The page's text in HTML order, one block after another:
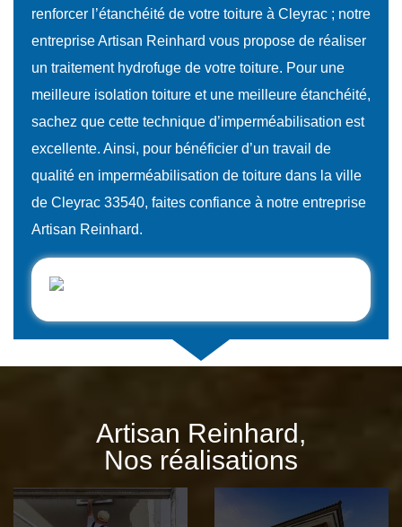
renforcer l’étanchéité de votre toiture à Cleyrac ; notre
entreprise Artisan Reinhard vous propose de réaliser
un traitement hydrofuge de votre toiture. Pour une
meilleure isolation toiture et une meilleure étanchéité,
sachez que cette technique d’imperméabilisation est
excellente. Ainsi, pour bénéficier d’un travail de
qualité en imperméabilisation de toiture dans la ville
de Cleyrac 33540, faites confiance à notre entreprise
Artisan Reinhard.
Artisan Reinhard,
Nos réalisations